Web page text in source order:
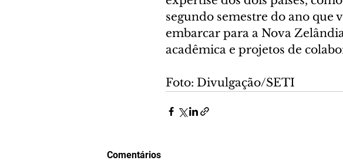
segundo semestre do ano que
embarcar para a Nova
acadêmica e projetos de
Foto: Divulgação/SETI
Comentários